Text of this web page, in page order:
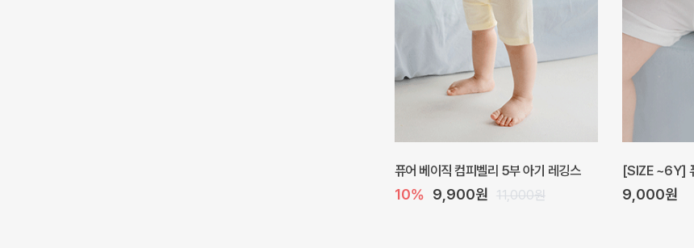
퓨어 베이직 컴피벨리 5부 아기 레깅스
10% 9,900원 11,000원
[SIZE ~6Y]
9,000원